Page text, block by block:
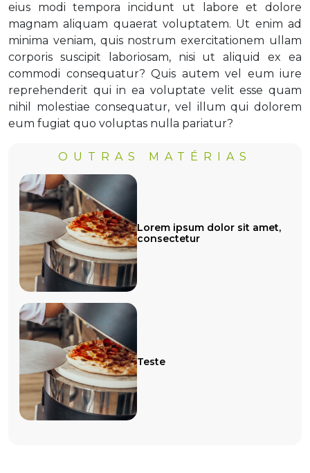
eius modi tempora incidunt ut labore et dolore
magnam aliquam quaerat voluptatem. Ut enim ad
minima veniam, quis nostrum exercitationem ullam
corporis suscipit laboriosam, nisi ut aliquid ex ea
commodi consequatur? Quis autem vel eum iure
reprehenderit qui in ea voluptate velit esse quam
nihil molestiae consequatur, vel illum qui dolorem
eum fugiat quo voluptas nulla pariatur?
OUTRAS MATÉRIAS
Lorem ipsum dolor sit amet,
consectetur
Teste